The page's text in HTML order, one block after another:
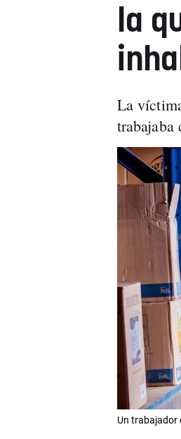
la
La
trabajaba
Un trabajador